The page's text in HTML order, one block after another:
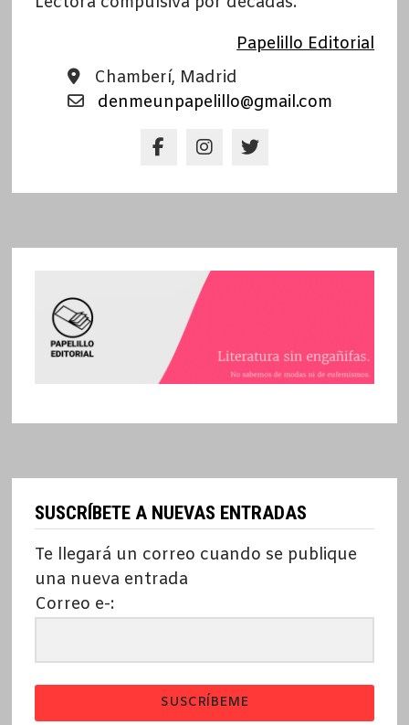
Papelillo Editorial
Chamberí, Madrid
denmeunpapelillo@gmail.com
SUSCRÍBETE A NUEVAS ENTRADAS
Te llegará un correo cuando se publique
una nueva entrada
Correo e-:
SUSCRÍBEME